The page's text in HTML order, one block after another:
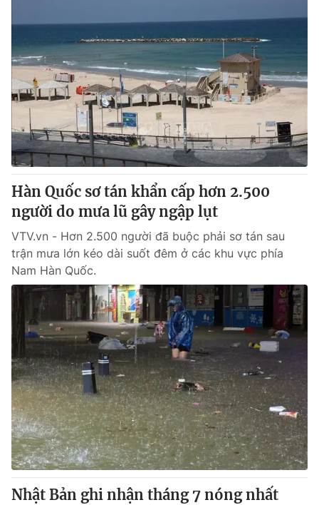
Hàn Quốc sơ tán khẩn cấp hơn 2.500
người do mưa lũ gây ngập lụt
VTV.vn - Hơn 2.500 người đã buộc phải sơ tán sau
trận mưa lớn kéo dài suốt đêm ở các khu vực phía
Nam Hàn Quốc.
Nhật Bản ghi nhận tháng 7 nóng nhất